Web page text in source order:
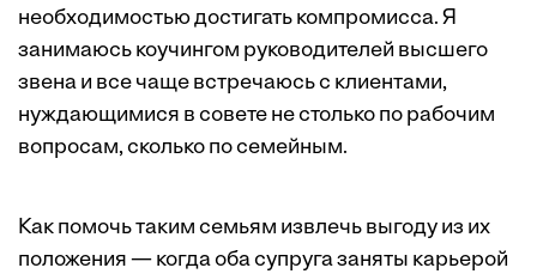
необходимостью достигать компромисса. Я
занимаюсь коучингом руководителей высшего
звена и все чаще встречаюсь с клиентами,
нуждающимися в совете не столько по рабочим
вопросам, сколько по семейным.
Как помочь таким семьям извлечь выгоду из их
положения — когда оба супруга заняты карьерой